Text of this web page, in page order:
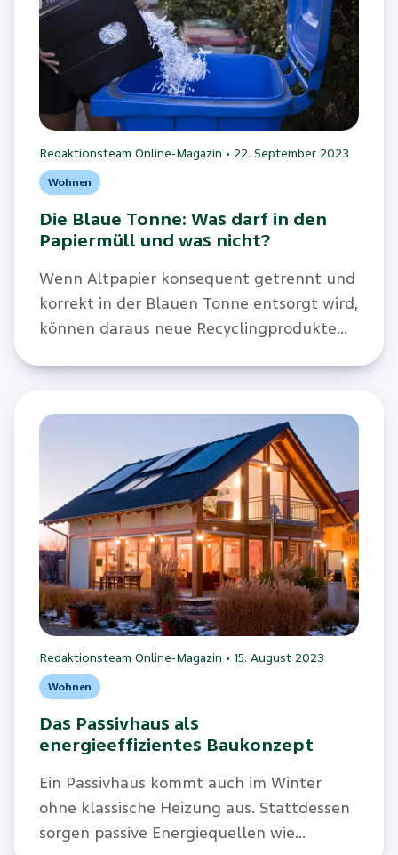
Redaktionsteam Online-Magazin • 22. September 2023
Wohnen
Die Blaue Tonne: Was darf in den
Papiermüll und was nicht?
Wenn Altpapier konsequent getrennt und
korrekt in der Blauen Tonne entsorgt wird,
können daraus neue Recyclingprodukte
entstehen.
Redaktionsteam Online-Magazin • 15. August 2023
Wohnen
Das Passivhaus als
energieeffizientes Baukonzept
Ein Passivhaus kommt auch im Winter
ohne klassische Heizung aus. Stattdessen
sorgen passive Energiequellen wie